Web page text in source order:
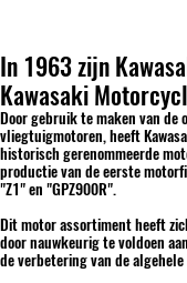
In 1963 zijn
Kawasaki
Door gebruik te maken van
vliegtuigmotoren, heeft
historisch gerenommeerde
productie van de eerste
"Z1" en "GPZ900R".
Dit motor assortiment heeft
door nauwkeurig te voldoen
de verbetering van de alge